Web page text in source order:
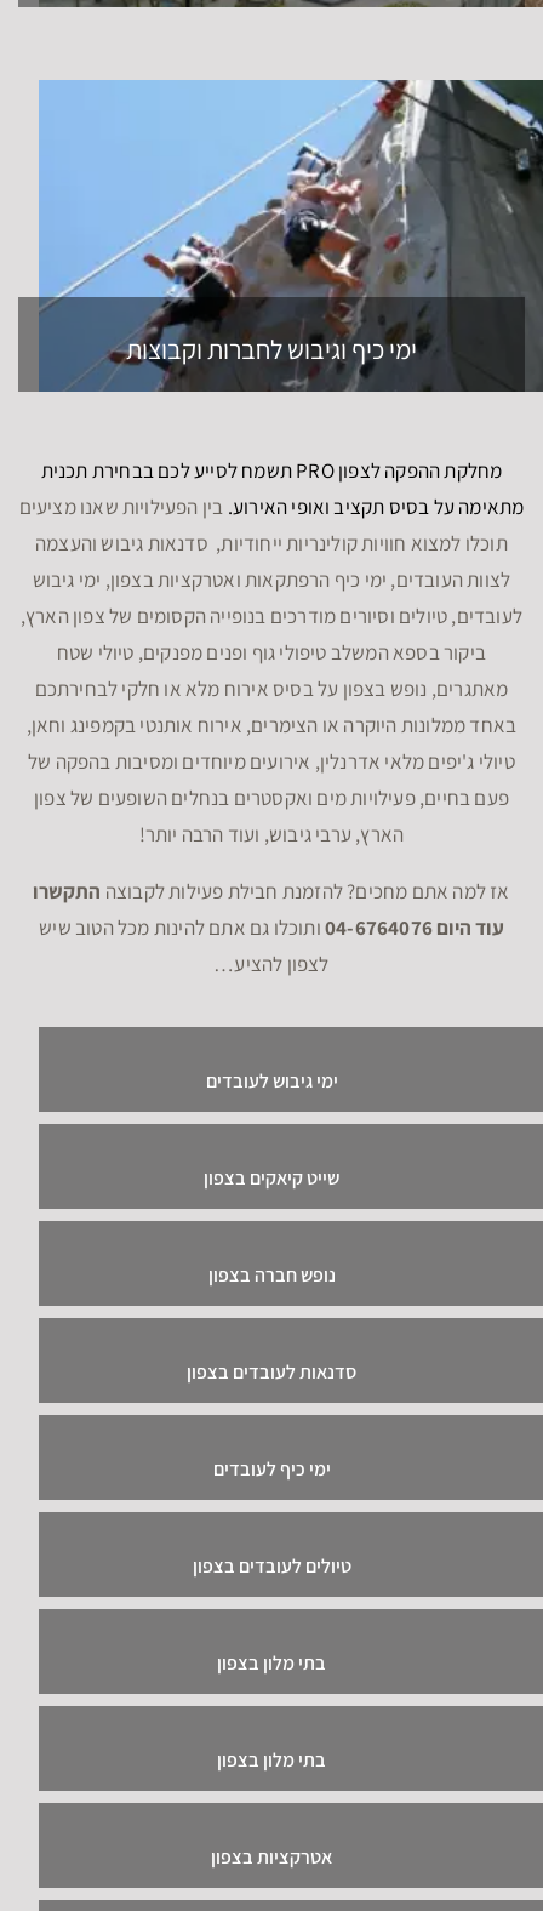
ימי כיף וגיבוש לחברות וקבוצות
מחלקת ההפקה לצפון PRO תשמח לסייע לכם בבחירת תכנית
מתאימה על בסיס תקציב ואופי האירוע. בין הפעילויות שאנו מציעים
תוכלו למצוא חוויות קולינריות ייחודיות, סדנאות גיבוש והעצמה
לצוות העובדים, ימי כיף הרפתקאות ואטרקציות בצפון, ימי גיבוש
לעובדים, טיולים וסיורים מודרכים בנופייה הקסומים של צפון הארץ,
ביקור בספא המשלב טיפולי גוף ופנים מפנקים, טיולי שטח
מאתגרים, נופש בצפון על בסיס אירוח מלא או חלקי לבחירתכם
באחד ממלונות היוקרה או הצימרים, אירוח אותנטי בקמפינג וחאן,
טיולי ג'יפים מלאי אדרנלין, אירועים מיוחדים ומסיבות בהפקה של
פעם בחיים, פעילויות מים ואקסטרים בנחלים השופעים של צפון
הארץ, ערבי גיבוש, ועוד הרבה יותר!
אז למה אתם מחכים? להזמנת חבילת פעילות לקבוצה התקשרו
עוד היום 04-6764076
ותוכלו גם אתם להינות מכל הטוב שיש
לצפון להציע…
ימי גיבוש לעובדים
שייט קיאקים בצפון
נופש חברה בצפון
סדנאות לעובדים בצפון
ימי כיף לעובדים
טיולים לעובדים בצפון
בתי מלון בצפון
בתי מלון בצפון
אטרקציות בצפון